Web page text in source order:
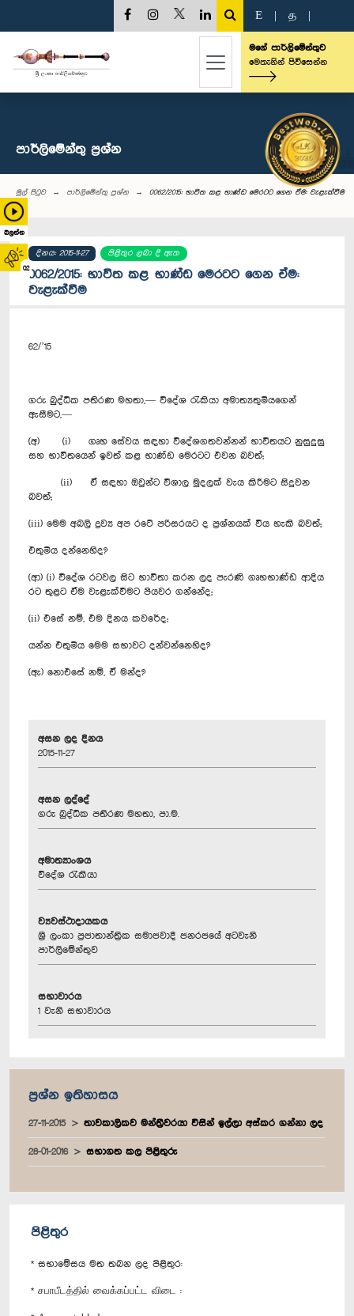
බලන්න
02
E த
මගේ පාර්ලිමේන්තුව
මෙතැනින් පිවිසෙන්න
පාර්ලි‌මේන්තු‌ ප්‍රශ්න
මුල් පිටුව පාර්ලි‌මේන්තු‌ ප්‍රශ්න 0062/2015: භාවිත කළ භාණ්ඩ මෙරටට ගෙන ඒම: වැළැක්වීම
දිනය: 2015-11-27 පිළිතුර ලබා දී ඇත
0062/2015: භාවිත කළ භාණ්ඩ මෙරටට ගෙන ඒම:
වැළැක්වීම
62/’15
ගරු බුද්ධික පතිරණ මහතා,— විදේශ රැකියා අමාත්‍යතුමියගෙන්
ඇසීමට,—
(අ) (i) ගෘහ සේවය සඳහා විදේශගතවන්නන් භාවිතයට නුසුදුසු
සහ භාවිතයෙන් ඉවත් කළ භාණ්ඩ මෙරටට එවන බවත්;
(ii) ඒ සඳහා ඔවුන්ට විශාල මුදලක් වැය කිරීමට සිදුවන
බවත්;
(iii) මෙම අබලි ද්‍රව්‍ය අප රටේ පරිසරයට ද ප්‍රශ්නයක් විය හැකි බවත්;
එතුමිය දන්නෙහිද?
(ආ) (i) විදේශ රටවල සිට භාවිතා කරන ලද පැරණි ගෘහභාණ්ඩ ආදිය
රට තුළට ඒම වැළැක්වීමට පියවර ගන්නේද;
(ii) එසේ නම්, එම දිනය කවරේද;
යන්න එතුමිය මෙම සභාවට දන්වන්නෙහිද?
(ඇ) නොඑසේ නම්, ඒ මන්ද?
අසන ලද දිනය
2015-11-27
අසන ලද්දේ
ගරු බුද්ධික පතිරණ මහතා, පා.ම.
අමාත්‍යාංශය
විදේශ රැකියා
ව්‍යවස්ථාදායකය
ශ්‍රී ලංකා ප්‍රජාතාන්ත්‍රික සමාජවාදී ජනරජයේ අටවැනි
පාර්ලිමේන්තුව
සභාවාරය
1 වැනි සභාවාරය
ප්‍රශ්න ඉතිහාසය
27-11-2015 තාවකාලිකව මන්ත්‍රීවරයා විසින් ඉල්ලා අස්කර ගන්නා ලද
28-01-2016 සභාගත කල පිළිතුරු
පිළිතුර
* සභාමේසය මත තබන ලද පිළිතුර:
* சபாபீடத்தில் வைக்கப்பட்ட விடை :